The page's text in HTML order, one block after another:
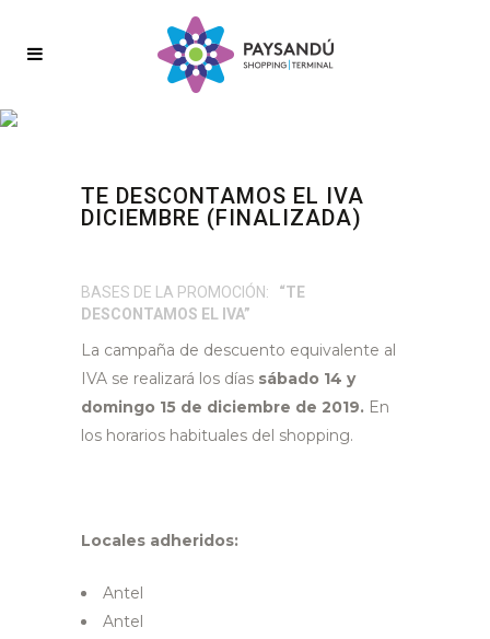
TE DESCONTAMOS EL IVA
DICIEMBRE (FINALIZADA)
BASES DE LA PROMOCIÓN: “TE
DESCONTAMOS EL IVA”
La campaña de descuento equivalente al
IVA se realizará los días sábado 14 y
domingo 15 de diciembre de 2019. En
los horarios habituales del shopping.
Locales adheridos:
Antel
Antel